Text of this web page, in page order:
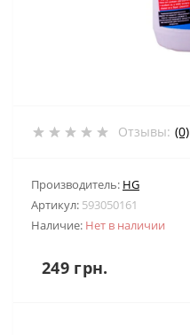
Отзывы: (0)
Производитель: HG
Артикул: 593050161
Наличие: Нет в наличии
249 грн.